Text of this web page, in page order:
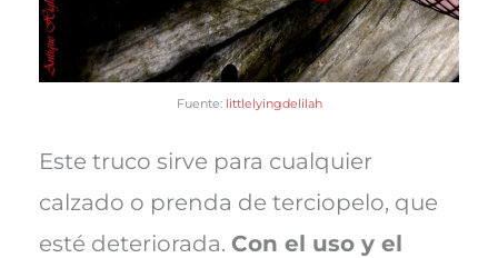
Fuente: littlelyingdelilah
Este truco sirve para cualquier
calzado o prenda de terciopelo, que
esté deteriorada. Con el uso y el